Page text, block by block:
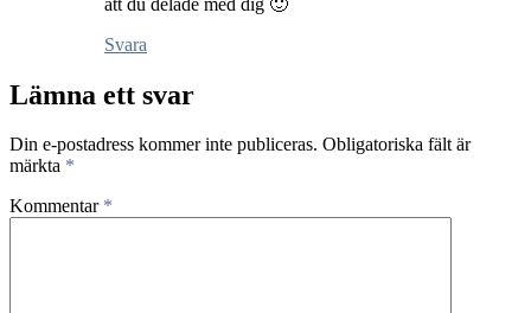
Svara
Lämna ett svar
Din e-postadress kommer inte publiceras. Obligatoriska fält är
märkta *
Kommentar *